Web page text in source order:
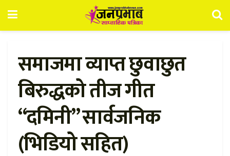
समाजमा व्याप्त छुवाछुत
बिरुद्धको तीज गीत
“दमिनी” सार्वजनिक
(भिडियो सहित)